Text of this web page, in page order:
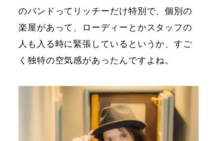
のバンドってリッチーだけ特別で、個別の
楽屋があって、ローディーとかスタッフの
人も入る時に緊張しているというか、すご
く独特の空気感があったんですよね。